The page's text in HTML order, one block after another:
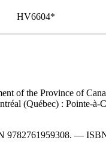
HV6604*
of the Province of
(Québec) : Pointe-à-
9782761959308. —